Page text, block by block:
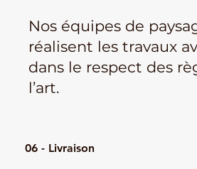
Nos équipes de
réalisent les travaux
dans le respect des
l’art.
06 - Livraison